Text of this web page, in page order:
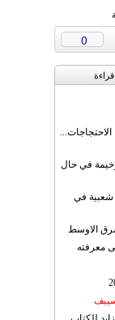
0
قراءة
الاحتجاجات...
في حال
شعبية في
الاوسط
معرفته